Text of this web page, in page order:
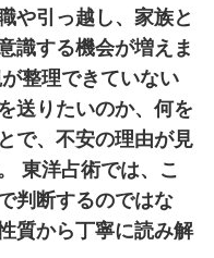
や引っ越し、家族と
識する機会が増えま
整理できていない
送りたいのか、何を
で、不安の理由が見
東洋占術では、こ
判断するのではな
質から丁寧に読み解